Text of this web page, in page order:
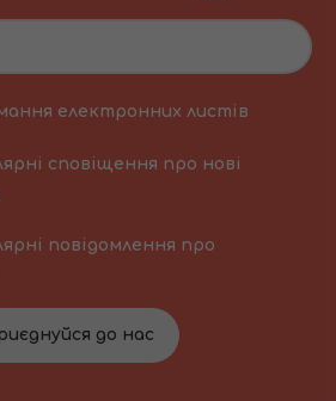
електронних листів
сповіщення про нові
повідомлення про
до нас